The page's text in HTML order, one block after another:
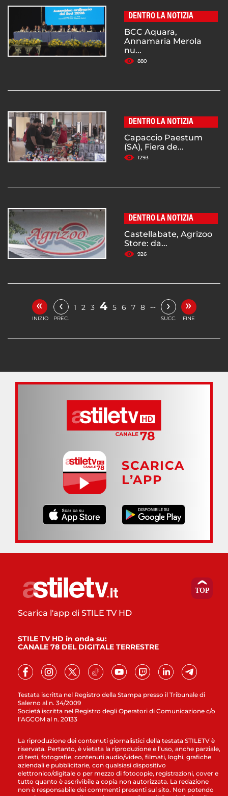
DENTRO LA NOTIZIA
BCC Aquara,
Annamaria Merola
nu...
880
DENTRO LA NOTIZIA
Capaccio Paestum
(SA), Fiera de...
1293
DENTRO LA NOTIZIA
Castellabate, Agrizoo
Store: da...
926
«
INIZIO
‹
PREC.
1 2 3 4 5 6 7 8 … ›
SUCC.
»
FINE
SCARICA
L’APP
Testata iscritta nel Registro della Stampa presso il Tribunale di
Salerno al n. 34/2009
Società iscritta nel Registro degli Operatori di Comunicazione c/o
l’AGCOM al n. 20133
Scarica l'app di STILE TV HD
STILE TV HD in onda su:
CANALE 78 DEL DIGITALE TERRESTRE
La riproduzione dei contenuti giornalistici della testata STILETV è
riservata. Pertanto, è vietata la riproduzione e l’uso, anche parziale,
di testi, fotografie, contenuti audio/video, filmati, loghi, grafiche
aziendali e pubblicitarie, con qualsiasi dispositivo
elettronico/digitale o per mezzo di fotocopie, registrazioni, cover e
tutto quanto è ascrivibile a copia non autorizzata. La redazione
non è responsabile dei commenti presenti sul sito. Non potendo